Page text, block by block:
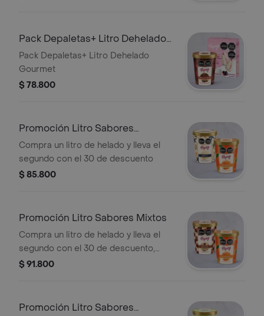
Pack Depaletas+ Litro Dehelado
Gourmet
Pack Depaletas+ Litro Dehelado
Gourmet
$ 78.800
Promoción Litro Sabores
Gourmet
Compra un litro de helado y lleva el
segundo con el 30 de descuento
$ 85.800
Promoción Litro Sabores Mixtos
Compra un litro de helado y lleva el
segundo con el 30 de descuento,
sabores surtidos
$ 91.800
Promoción Litro Sabores